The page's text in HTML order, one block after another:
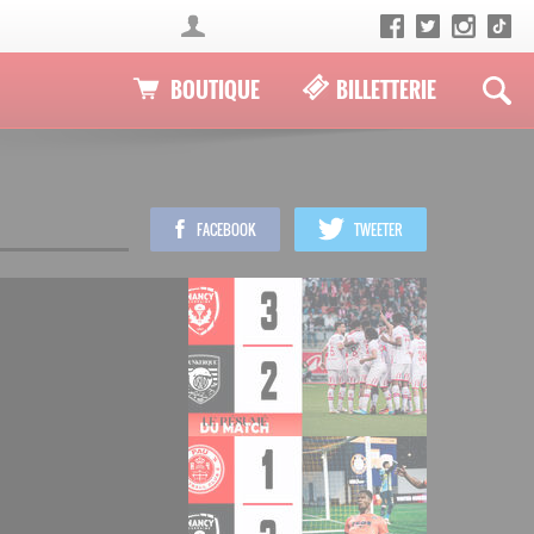
BOUTIQUE BILLETTERIE
FACEBOOK TWEETER